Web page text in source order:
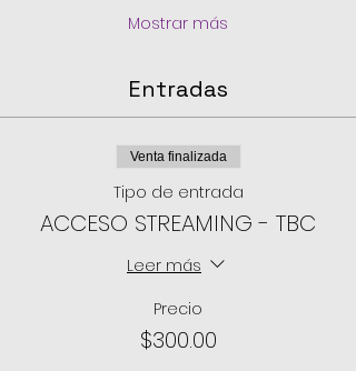
Mostrar más
Entradas
Venta finalizada
Tipo de entrada
ACCESO STREAMING - TBC
Leer más
Precio
$300.00